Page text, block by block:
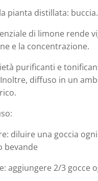
pianta distillata: buccia.
di limone rende
e la concentrazione.
purificanti e
diffuso in un
diluire una goccia
bevande
aggiungere 2/3 gocce